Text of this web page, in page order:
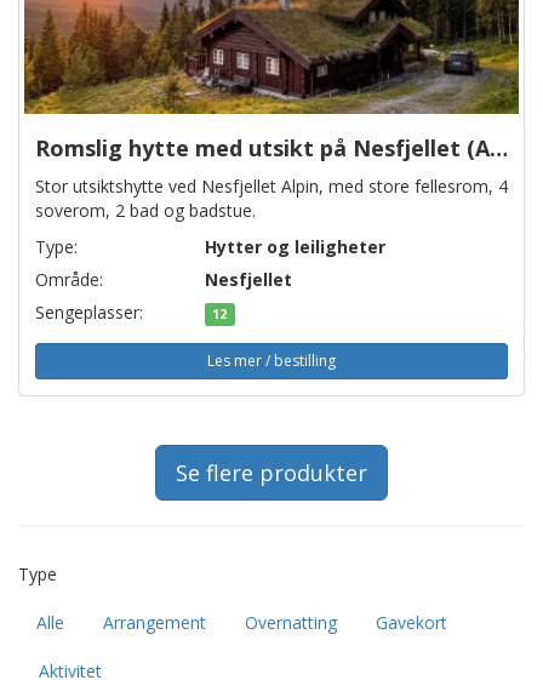
Romslig hytte med utsikt på Nesfjellet (Arve-bu)
Stor utsiktshytte ved Nesfjellet Alpin, med store fellesrom, 4
soverom, 2 bad og badstue.
Type:
Hytter og leiligheter
Område:
Nesfjellet
Sengeplasser:
12
Les mer / bestilling
Se flere produkter
Type
Alle Arrangement Overnatting Gavekort
Aktivitet